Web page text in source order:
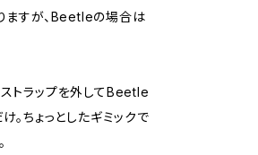
ますが、Beetleの場合は
トラップを外してBeetle
。ちょっとしたギミックで